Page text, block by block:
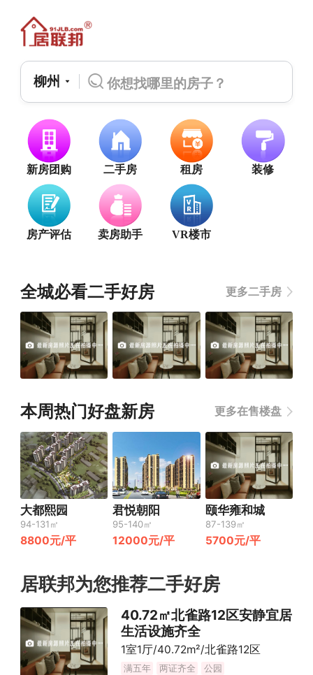
柳州
新房团购 二手房 租房 装修
房产评估 卖房助手 VR楼市
全城必看二手好房 更多二手房
本周热门好盘新房 更多在售楼盘
大都熙园
94-131㎡
8800元/平
君悦朝阳
95-140㎡
12000元/平
颐华雍和城
87-139㎡
5700元/平
居联邦为您推荐二手好房
40.72㎡北雀路12区安静宜居
生活设施齐全
1室1厅/40.72m²/北雀路12区
满五年 两证齐全 公园